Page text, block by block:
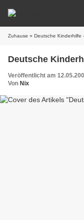
Zuhause » Deutsche Kinderhilfe
Deutsche
Veröffentlicht am
Von Nix